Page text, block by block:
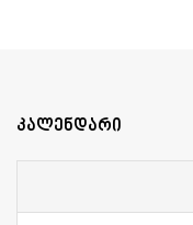
კალენდარი